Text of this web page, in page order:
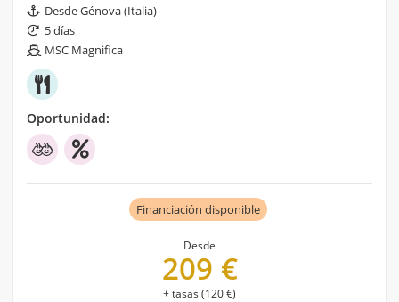
Desde Génova (Italia)
5 días
MSC Magnifica
Oportunidad:
Financiación disponible
Desde
209 €
+ tasas (120 €)